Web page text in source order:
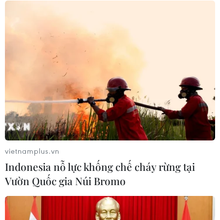
Mỹ buộc Tesla phải sửa lỗi đèn pha
gây chói cho gần 20.000 xe
Chính thức dừng đặt lịch đăng kiểm
xe ôtô qua ứng dụng trực tuyến
Xem thêm
vietnamplus.vn
Indonesia nỗ lực khống chế cháy rừng tại
Vườn Quốc gia Núi Bromo